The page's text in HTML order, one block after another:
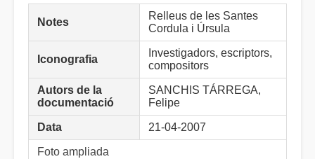
Notes
Relleus de les Santes
Cordula i Úrsula
Iconografia
Investigadors, escriptors,
compositors
Autors de la
documentació
SANCHIS TÁRREGA,
Felipe
Data 21-04-2007
Foto ampliada